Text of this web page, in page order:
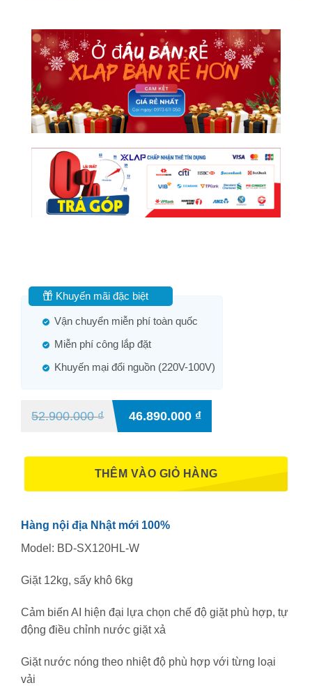
Khuyến mãi đặc biệt
Vận chuyển miễn phí toàn quốc
Miễn phí công lắp đặt
Khuyến mại đổi nguồn (220V-100V)
52.900.000₫ 46.890.000 ₫
THÊM VÀO GIỎ HÀNG
Hàng nội địa Nhật mới 100%
Model: BD-SX120HL-W
Giặt 12kg, sấy khô 6kg
Cảm biến AI hiện đại lựa chọn chế độ giặt phù hợp, tự
động điều chỉnh nước giặt xả
Giặt nước nóng theo nhiệt độ phù hợp với từng loại
vải